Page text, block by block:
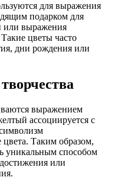
для выражения
подарком для
или выражения
цветы часто
дни рождения или
выражением
ассоциируется с
цвета. Таким образом,
уникальным способом
или